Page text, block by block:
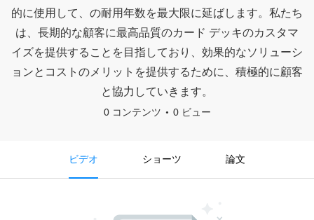
的に使用して、の耐用年数を最大限に延ばします。私たち
は、長期的な顧客に最高品質のカード デッキのカスタマ
イズを提供することを目指しており、効果的なソリューシ
ョンとコストのメリットを提供するために、積極的に顧客
と協力していきます。
0 コンテンツ 0 ビュー
ビデオ ショーツ 論文